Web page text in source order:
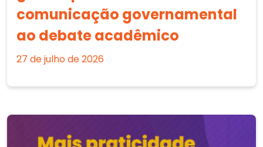
comunicação governamental
ao debate acadêmico
27 de julho de 2026